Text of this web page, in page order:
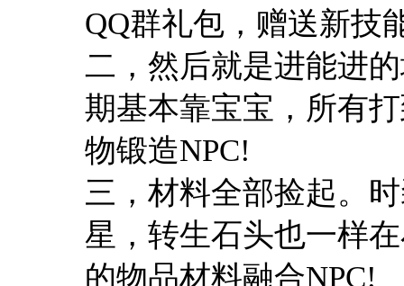
QQ群礼包，赠送新技
二，然后就是进能进
期基本靠宝宝，所有
物锻造NPC!
三，材料全部捡起。
星，转生石头也一样
的物品材料融合NPC!